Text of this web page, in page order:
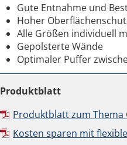
Gute Entnahme und
Hoher
Alle Größen individuell
Gepolsterte Wände
Optimaler Puffer
Produktblatt
Produktblatt zum Thema
Kosten sparen mit